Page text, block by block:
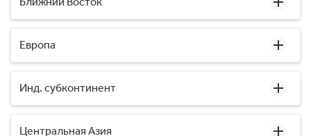
Европа
Инд. субконтинент
Центральная Азия